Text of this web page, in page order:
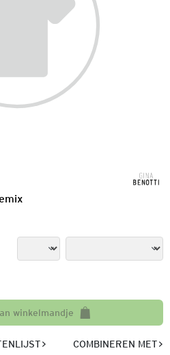
winkelmandje
COMBINEREN MET